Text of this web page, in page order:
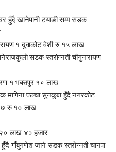
हुँदै खानेपानी टयाङी सम्म सडक
१ दुवाकोट वेशी रु १५ लाख
सडक स्तरोन्नती चाँगुनारायण
१ भक्तपुर १० लाख
मागिना फल्चा सुनकुवा हुँदै नगरकोट
७ रु १० लाख
लाख ४० हजार
गाँबुगणेश जाने सडक स्तरोन्नती चानपा